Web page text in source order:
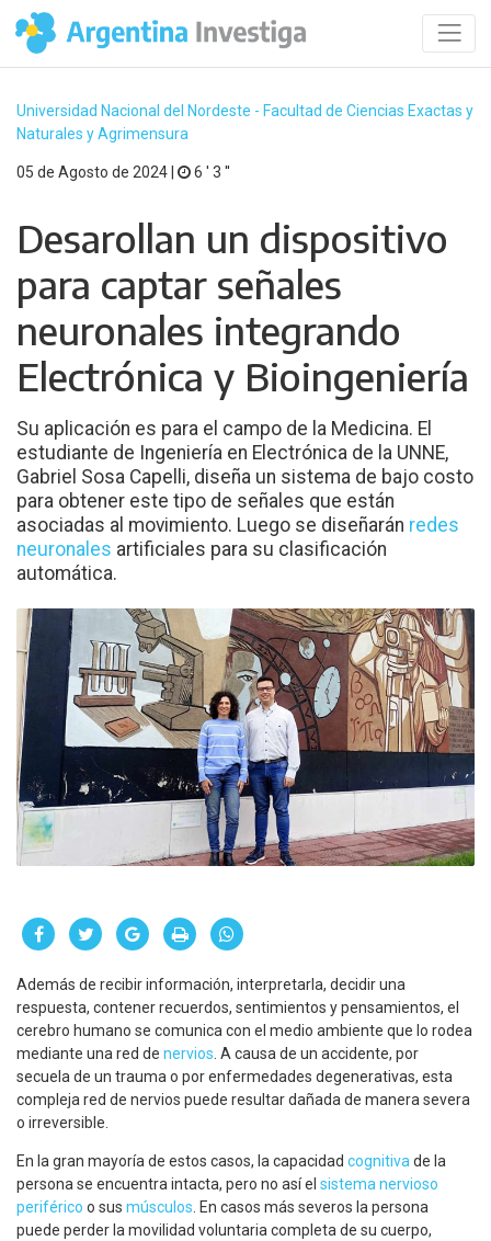
Universidad Nacional del Nordeste - Facultad de Ciencias Exactas y
Naturales y Agrimensura
05 de Agosto de 2024 | 6 ′ 3 ′′
Desarollan un dispositivo
para captar señales
neuronales integrando
Electrónica y Bioingeniería
Su aplicación es para el campo de la Medicina. El
estudiante de Ingeniería en Electrónica de la UNNE,
Gabriel Sosa Capelli, diseña un sistema de bajo costo
para obtener este tipo de señales que están
asociadas al movimiento. Luego se diseñarán redes
neuronales artificiales para su clasificación
automática.
Además de recibir información, interpretarla, decidir una
respuesta, contener recuerdos, sentimientos y pensamientos, el
cerebro humano se comunica con el medio ambiente que lo rodea
mediante una red de nervios . A causa de un accidente, por
secuela de un trauma o por enfermedades degenerativas, esta
compleja red de nervios puede resultar dañada de manera severa
o irreversible.
En la gran mayoría de estos casos, la capacidad cognitiva de la
persona se encuentra intacta, pero no así el sistema nervioso
periférico o sus músculos . En casos más severos la persona
puede perder la movilidad voluntaria completa de su cuerpo,